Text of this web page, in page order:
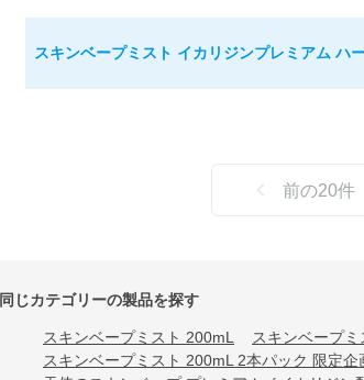
スキンベープミスト イカリジンプレミアム ハ
前の20件
同じカテゴリーの製品を探す
スキンベープミスト 200mL
スキンベープ
スキンベープミスト 200mL 2本パック 限定企